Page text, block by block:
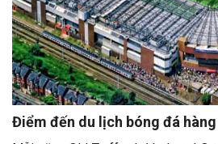
Điểm đến du lịch bóng đá